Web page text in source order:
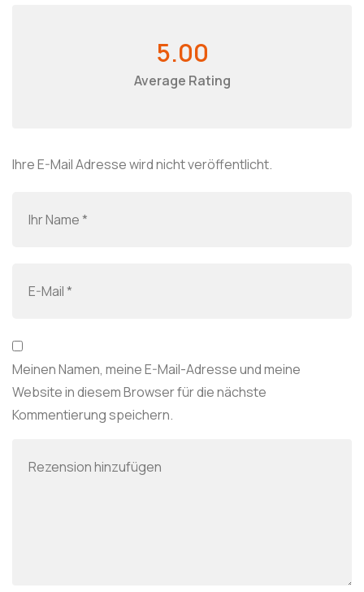
5.00
Average Rating
Ihre E-Mail Adresse wird nicht veröffentlicht.
Meinen Namen, meine E-Mail-Adresse und meine
Website in diesem Browser für die nächste
Kommentierung speichern.